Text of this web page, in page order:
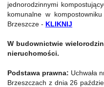
jednorodzinnymi
komunalne w
Brzeszcze - KLIKNIJ
W budownictwie
nieruchomości.
Podstawa prawna: Uchwała
Brzeszczach z dnia 26